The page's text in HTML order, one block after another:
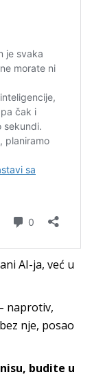
AI-ja, već u
naprotiv,
nje, posao
budite u